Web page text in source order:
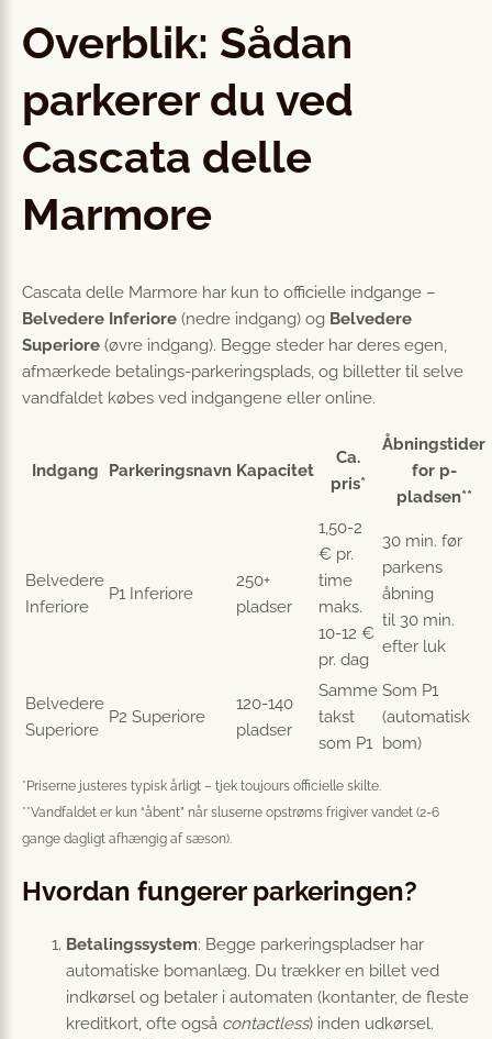
Overblik: Sådan
parkerer du ved
Cascata delle
Marmore
Cascata delle Marmore har kun to officielle indgange –
Belvedere Inferiore (nedre indgang) og Belvedere
Superiore (øvre indgang). Begge steder har deres egen,
afmærkede betalings-parkeringsplads, og billetter til selve
vandfaldet købes ved indgangene eller online.
Indgang Parkeringsnavn Kapacitet
Ca.
pris*
Åbningstider
for p-
pladsen**
Belvedere
Inferiore
P1 Inferiore
250+
pladser
1,50-2
€ pr.
time
maks.
10-12 €
pr. dag
30 min. før
parkens
åbning
til 30 min.
efter luk
Belvedere
Superiore
P2 Superiore
120-140
pladser
Samme
takst
som P1
Som P1
(automatisk
bom)
*Priserne justeres typisk årligt – tjek toujours officielle skilte.
**Vandfaldet er kun “åbent” når sluserne opstrøms frigiver vandet (2-6
gange dagligt afhængig af sæson).
Hvordan fungerer parkeringen?
Betalingssystem: Begge parkeringspladser har
automatiske bomanlæg. Du trækker en billet ved
indkørsel og betaler i automaten (kontanter, de fleste
kreditkort, ofte også contactless) inden udkørsel.